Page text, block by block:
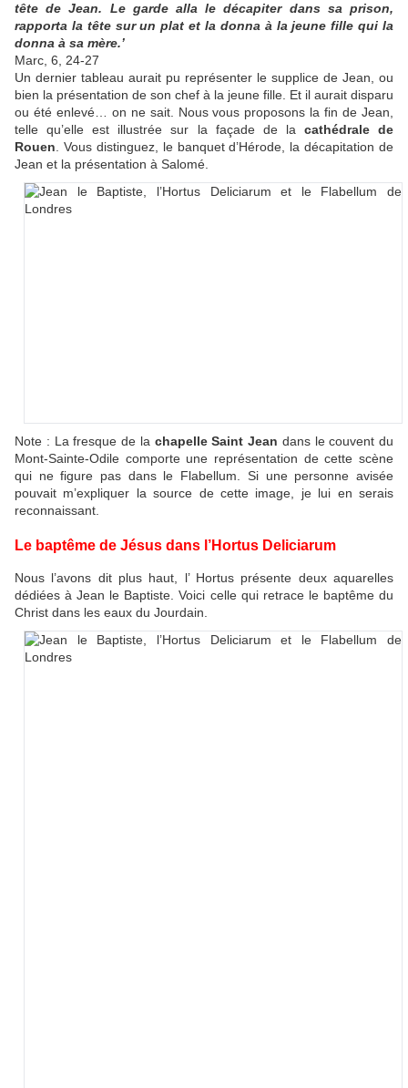
tête de Jean. Le garde alla le décapiter dans sa prison,
rapporta la tête sur un plat et la donna à la jeune fille qui la
donna à sa mère.’
Marc, 6, 24-27
Un dernier tableau aurait pu représenter le supplice de Jean, ou
bien la présentation de son chef à la jeune fille. Et il aurait disparu
ou été enlevé… on ne sait. Nous vous proposons la fin de Jean,
telle qu’elle est illustrée sur la façade de la cathédrale de
Rouen. Vous distinguez, le banquet d’Hérode, la décapitation de
Jean et la présentation à Salomé.
Note : La fresque de la chapelle Saint Jean dans le couvent du
Mont-Sainte-Odile comporte une représentation de cette scène
qui ne figure pas dans le Flabellum. Si une personne avisée
pouvait m’expliquer la source de cette image, je lui en serais
reconnaissant.
Le baptême de Jésus dans l’Hortus Deliciarum
Nous l’avons dit plus haut, l’ Hortus présente deux aquarelles
dédiées à Jean le Baptiste. Voici celle qui retrace le baptême du
Christ dans les eaux du Jourdain.